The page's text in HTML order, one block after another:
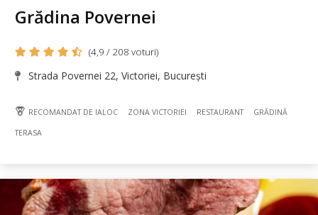
Grădina Povernei
(4,9 / 208 voturi)
Strada Povernei 22, Victoriei, București
RECOMANDAT DE IALOC ZONA VICTORIEI RESTAURANT GRĂDINĂ
TERASA